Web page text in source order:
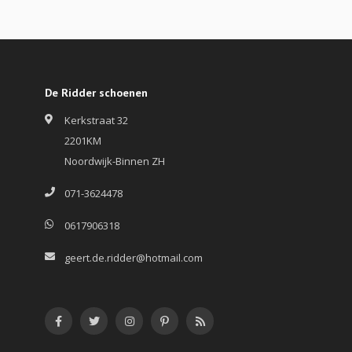
De Ridder schoenen
Kerkstraat 32
2201KM
Noordwijk-Binnen ZH
071-3624478
0617906318
geert.de.ridder@hotmail.com